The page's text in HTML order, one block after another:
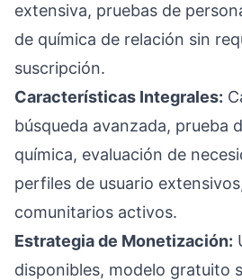
extensiva, pruebas de
de química de relación sin
suscripción.
Características Integrales:
búsqueda avanzada, prueba
química, evaluación de
perfiles de usuario
comunitarios activos.
Estrategia de Monetización:
disponibles, modelo gratuito